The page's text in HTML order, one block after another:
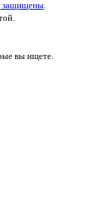
защищены.
вы ищете.